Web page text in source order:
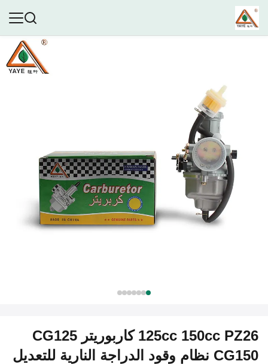
125cc 150cc PZ26 كاربوريتر CG125
CG150 نظام وقود الدراجة النارية للتعديل